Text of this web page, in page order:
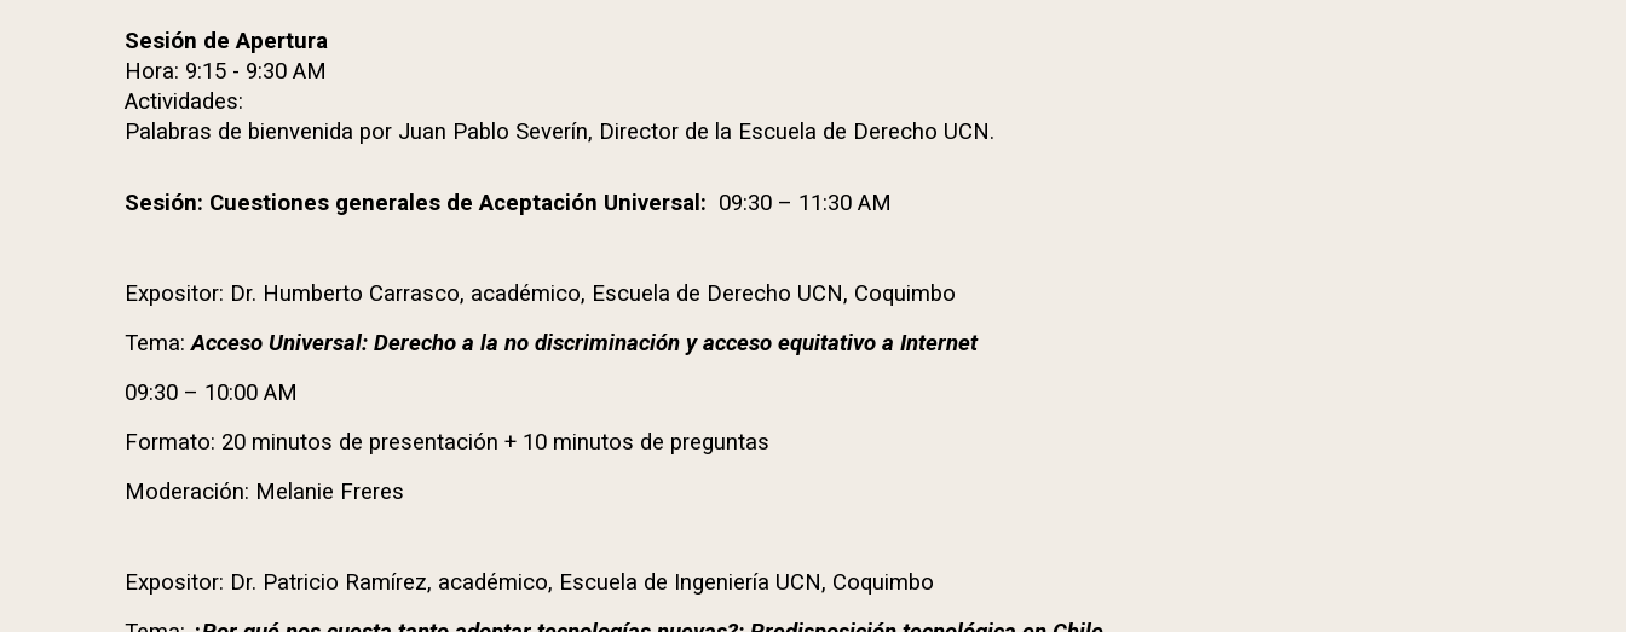
Sesión de Apertura
Hora: 9:15 - 9:30 AM
Actividades:
Palabras de bienvenida por Juan Pablo Severín, Director de la Escuela de Derecho UCN.
Sesión: Cuestiones generales de Aceptación Universal: 09:30 – 11:30 AM
Expositor: Dr. Humberto Carrasco, académico, Escuela de Derecho UCN, Coquimbo
Tema:Acceso Universal: Derecho a la no discriminación y acceso equitativo a Internet
09:30 – 10:00 AM
Formato: 20 minutos de presentación + 10 minutos de preguntas
Moderación: Melanie Freres
Expositor: Dr. Patricio Ramírez, académico, Escuela de Ingeniería UCN, Coquimbo